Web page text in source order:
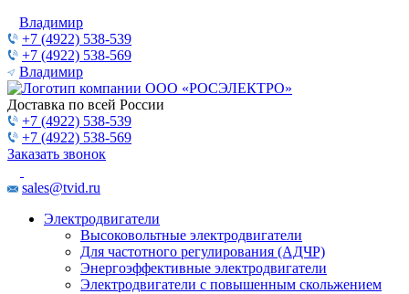
Владимир
+7 (4922) 538-539
+7 (4922) 538-569
Владимир
Доставка по всей России
+7 (4922) 538-539
+7 (4922) 538-569
Заказать звонок
sales@tvid.ru
Электродвигатели
Высоковольтные электродвигатели
Для частотного регулирования (АДЧР)
Энергоэффективные электродвигатели
Электродвигатели с повышенным скольжением